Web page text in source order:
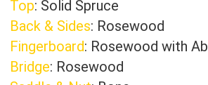
Top: Solid Spruce
Back & Sides: Rosewood
Fingerboard: Rosewood with
Bridge: Rosewood